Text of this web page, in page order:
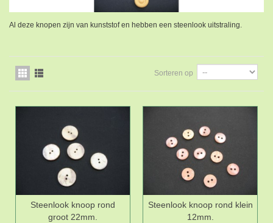
Al deze knopen zijn van kunststof en hebben een steenlook uitstraling.
Sorteren op
Steenlook knoop rond
groot 22mm.
Steenlook knoop rond klein
12mm.